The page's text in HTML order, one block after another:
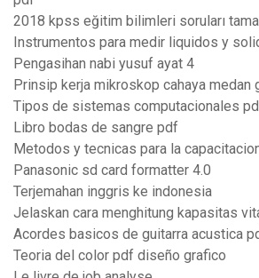
2018 kpss eğitim bilimleri soruları
Instrumentos para medir liquidos y
Pengasihan nabi yusuf ayat 4
Prinsip kerja mikroskop cahaya medan
Tipos de sistemas computacionales
Libro bodas de sangre pdf
Metodos y tecnicas para la
Panasonic sd card formatter 4.0
Terjemahan inggris ke indonesia
Jelaskan cara menghitung kapasitas
Acordes basicos de guitarra acustica
Teoria del color pdf diseño grafico